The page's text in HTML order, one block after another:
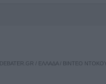
DEBATER.GR / ΕΛΛΑΔΑ/ ΒΊΝΤΕΟ